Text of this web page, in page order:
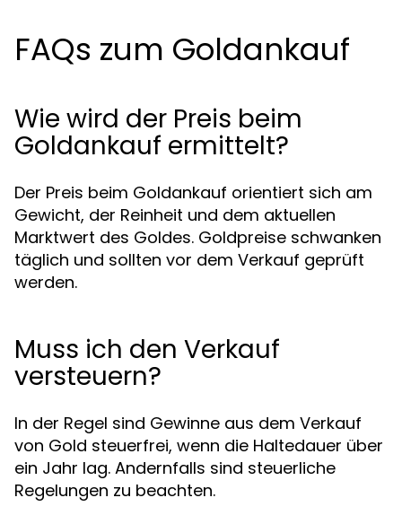
FAQs zum Goldankauf
Wie wird der Preis beim
Goldankauf ermittelt?
Der Preis beim Goldankauf orientiert sich am
Gewicht, der Reinheit und dem aktuellen
Marktwert des Goldes. Goldpreise schwanken
täglich und sollten vor dem Verkauf geprüft
werden.
Muss ich den Verkauf
versteuern?
In der Regel sind Gewinne aus dem Verkauf
von Gold steuerfrei, wenn die Haltedauer über
ein Jahr lag. Andernfalls sind steuerliche
Regelungen zu beachten.